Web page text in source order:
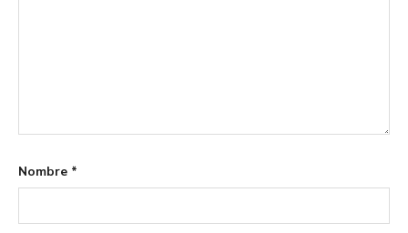
Nombre *